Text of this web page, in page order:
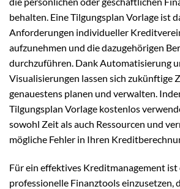
behalten. Eine Tilgungsplan Vorlage ist
Anforderungen individueller
aufzunehmen und die dazugehörigen
durchzuführen. Dank Automatisierung
Visualisierungen lassen sich zukünftige
genauestens planen und verwalten.
Tilgungsplan Vorlage kostenlos
sowohl Zeit als auch Ressourcen und
mögliche Fehler in Ihren
Für ein effektives Kreditmanagement ist
professionelle Finanztools einzusetzen,